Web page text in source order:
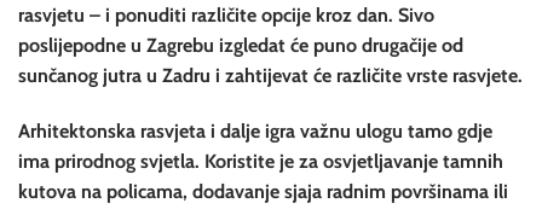
rasvjetu – i ponuditi različite opcije kroz dan. Sivo
poslijepodne u Zagrebu izgledat će puno drugačije od
sunčanog jutra u Zadru i zahtijevat će različite vrste rasvjete.
Arhitektonska rasvjeta i dalje igra važnu ulogu tamo gdje
ima prirodnog svjetla. Koristite je za osvjetljavanje tamnih
kutova na policama, dodavanje sjaja radnim površinama ili